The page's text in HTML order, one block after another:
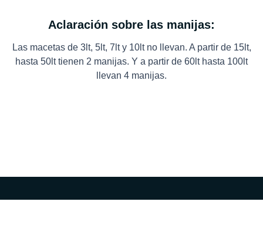
Aclaración sobre las manijas:
Las macetas de 3lt, 5lt, 7lt y 10lt no llevan. A partir de 15lt,
hasta 50lt tienen 2 manijas. Y a partir de 60lt hasta 100lt
llevan 4 manijas.